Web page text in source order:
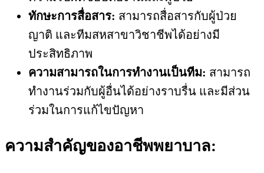
ทักษะการสื่อสาร: สามารถสื่อสารกับผู้ป่วย
ญาติ และทีมสหสาขาวิชาชีพได้อย่างมี
ประสิทธิภาพ
ความสามารถในการทำงานเป็นทีม: สามารถ
ทำงานร่วมกับผู้อื่นได้อย่างราบรื่น และมีส่วน
ร่วมในการแก้ไขปัญหา
ความสำคัญของอาชีพพยาบาล: